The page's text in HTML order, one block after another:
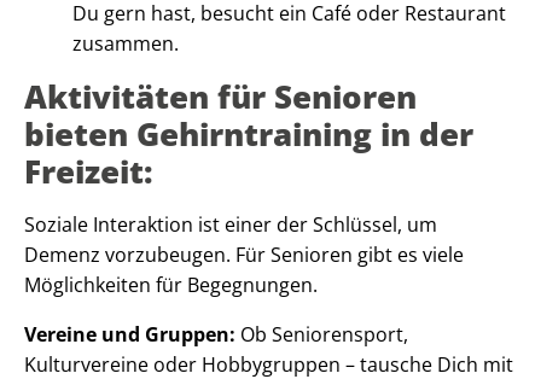
Du gern hast, besucht ein Café oder Restaurant
zusammen.
Aktivitäten für Senioren
bieten Gehirntraining in der
Freizeit:
Soziale Interaktion ist einer der Schlüssel, um
Demenz vorzubeugen. Für Senioren gibt es viele
Möglichkeiten für Begegnungen.
Vereine und Gruppen: Ob Seniorensport,
Kulturvereine oder Hobbygruppen – tausche Dich mit